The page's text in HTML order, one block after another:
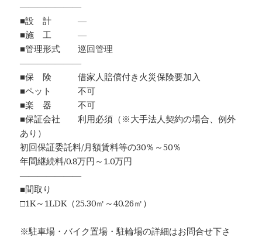
―――――――
■設 計 ―
■施 工 ―
■管理形式 巡回管理
―――――――
■保 険 借家人賠償付き火災保険要加入
■ペット 不可
■楽 器 不可
■保証会社 利用必須（※大手法人契約の場合、例外
あり）
初回保証委託料/月額賃料等の30％～50％
年間継続料/0.8万円～1.0万円
―――――――
■間取り
□1K～1LDK（25.30㎡～40.26㎡）
※駐車場・バイク置場・駐輪場の詳細はお問合せ下さ